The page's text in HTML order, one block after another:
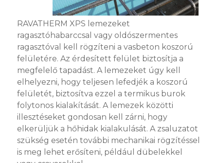
RAVATHERM XPS lemezeket
ragasztóhabarccsal vagy oldószermentes
ragasztóval kell rögzíteni a vasbeton koszorú
felületére. Az érdesített felület biztosítja a
megfelelő tapadást. A lemezeket úgy kell
elhelyezni, hogy teljesen lefedjék a koszorú
felületét, biztosítva ezzel a termikus burok
folytonos kialakítását. A lemezek közötti
illesztéseket gondosan kell zárni, hogy
elkerüljük a hőhidak kialakulását. A zsaluzatot
szükség esetén további mechanikai rögzítéssel
is meg lehet erősíteni, például dübelekkel